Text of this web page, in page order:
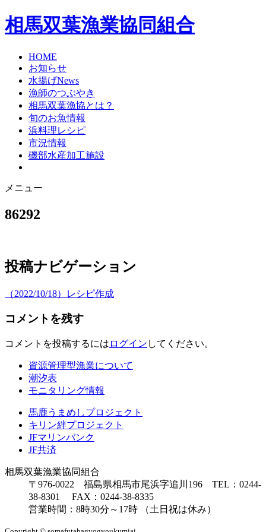
相馬双葉漁業協同組合
HOME
お知らせ
水揚げNews
漁師のつぶやき
相馬双葉漁協とは？
旬のお魚情報
浜料理レシピ
市況情報
磯部水産加工施設
メニュー
86292
投稿ナビゲーション
（2022/10/18）レシピ作成
コメントを残す
コメントを投稿するには ログイン してください。
資源管理型漁業について
潮汐表
モニタリング情報
馬鹿うまめしプロジェクト
キリン絆プロジェクト
JFマリンバンク
JF共済
相馬双葉漁業協同組合
〒976-0022 福島県相馬市尾浜字追川196 TEL：0244-
38-8301 FAX：0244-38-8335
営業時間：8時30分～17時 （土日祝は休み）